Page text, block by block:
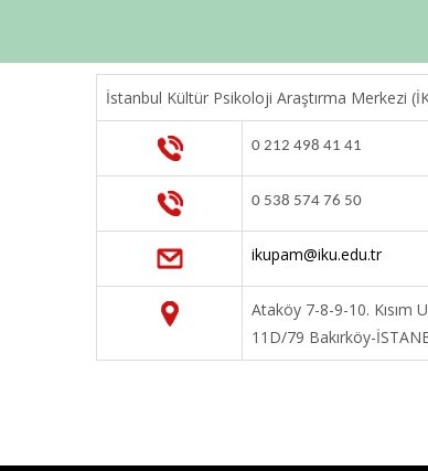
İstanbul Kültür Psikoloji Araştırma Merkezi
0 212 498 41 41
0 538 574 76 50
ikupam@iku.edu.tr
Ataköy 7-8-9-10. Kısım
11D/79 Bakırköy-